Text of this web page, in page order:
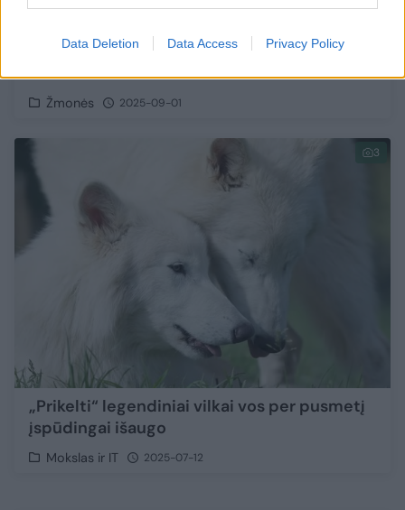
Data Deletion Data Access Privacy Policy
Johansson balso įrašai naudojami
netikėtam tikslui
Žmonės 2025-09-01
3
„Prikelti“ legendiniai vilkai vos per pusmetį
įspūdingai išaugo
Mokslas ir IT 2025-07-12